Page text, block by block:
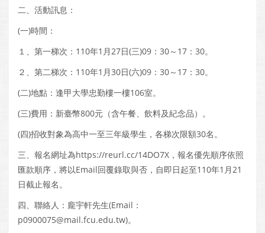
二、活動訊息：
(一)時間：
１、第一梯次：110年1月27日(三)09：30～17：30。
２、第二梯次：110年1月30日(六)09：30～17：30。
(二)地點：逢甲大學忠勤樓一樓106室。
(三)費用：新臺幣800元（含午餐、飲料及紀念品）。
(四)招收對象為高中一至三年級學生，各梯次限額30名。
三、報名網址為https://reurl.cc/14DO7X，報名優先順序依照
匯款順序，將以Email回覆錄取與否，自即日起至110年1月21
日截止報名。
四、聯絡人：龐宇軒先生(Email：
p0900075@mail.fcu.edu.tw)。